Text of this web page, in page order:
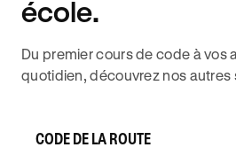
école.
Du premier cours de code à vos
quotidien, découvrez nos autres
CODE DE LA ROUTE